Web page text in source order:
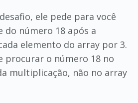
ele pede para você
do número 18 após a
elemento do array por 3.
procurar o número 18 no
multiplicação, não no array